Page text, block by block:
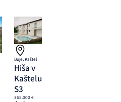
Buje, Kaštel
Hiša v
Kaštelu
S3
365.000 €